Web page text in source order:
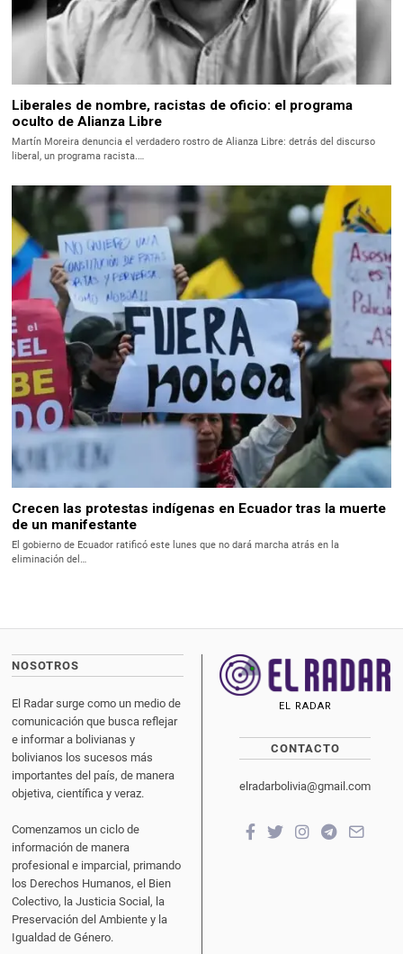
Liberales de nombre, racistas de oficio: el programa
oculto de Alianza Libre
Martín Moreira denuncia el verdadero rostro de Alianza Libre: detrás del discurso
liberal, un programa racista.…
Crecen las protestas indígenas en Ecuador tras la muerte
de un manifestante
El gobierno de Ecuador ratificó este lunes que no dará marcha atrás en la
eliminación del…
NOSOTROS
El Radar surge como un medio de
comunicación que busca reflejar
e informar a bolivianas y
bolivianos los sucesos más
importantes del país, de manera
objetiva, científica y veraz.
Comenzamos un ciclo de
información de manera
profesional e imparcial, primando
los Derechos Humanos, el Bien
Colectivo, la Justicia Social, la
Preservación del Ambiente y la
Igualdad de Género.
EL RADAR
CONTACTO
elradarbolivia@gmail.com